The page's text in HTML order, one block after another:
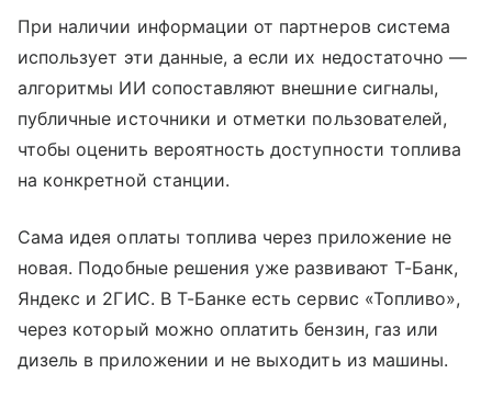
При наличии информации от партнеров система
использует эти данные, а если их недостаточно —
алгоритмы ИИ сопоставляют внешние сигналы,
публичные источники и отметки пользователей,
чтобы оценить вероятность доступности топлива
на конкретной станции.
Сама идея оплаты топлива через приложение не
новая. Подобные решения уже развивают Т-Банк,
Яндекс и 2ГИС. В Т-Банке есть сервис «Топливо»,
через который можно оплатить бензин, газ или
дизель в приложении и не выходить из машины.